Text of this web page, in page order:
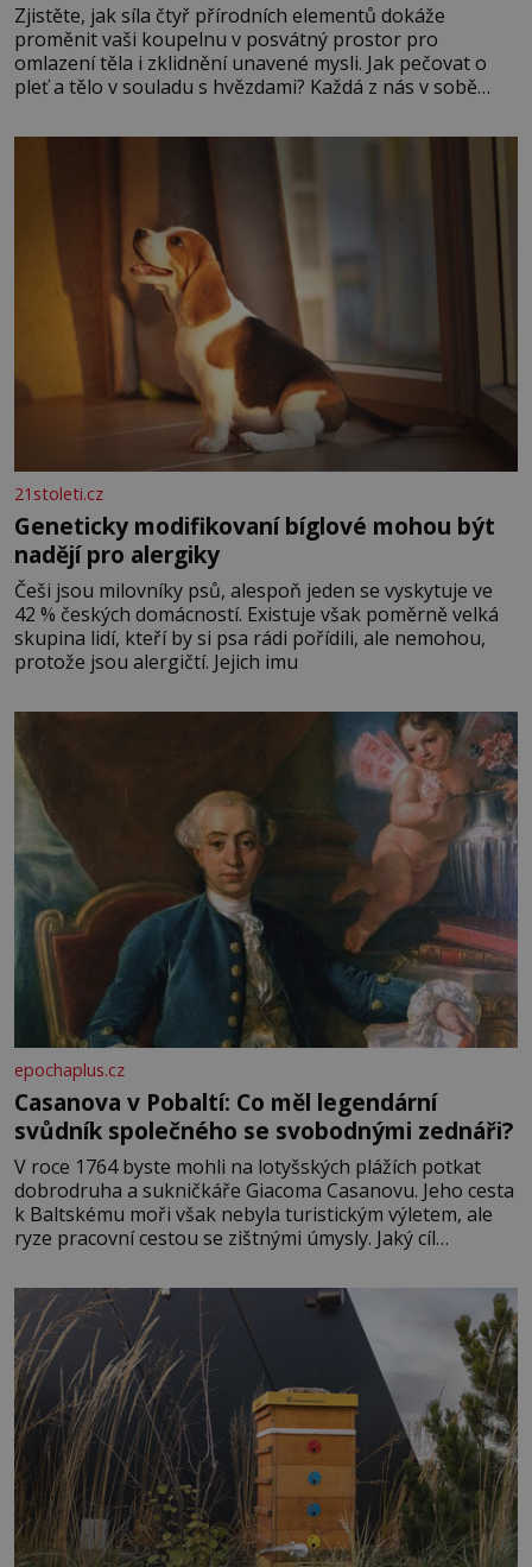
Zjistěte, jak síla čtyř přírodních elementů dokáže
proměnit vaši koupelnu v posvátný prostor pro
omlazení těla i zklidnění unavené mysli. Jak pečovat o
pleť a tělo v souladu s hvězdami? Každá z nás v sobě
povaze, ale i v potřebách naší pokožky. Ohnivá znamení
Ženy narozené ve znamení Berana, Lva a Střelce v sobě
nesou žár, odvahu a neutuchající elán. Vaše
21stoleti.cz
Geneticky modifikovaní bíglové mohou být
nadějí pro alergiky
Češi jsou milovníky psů, alespoň jeden se vyskytuje ve
42 % českých domácností. Existuje však poměrně velká
skupina lidí, kteří by si psa rádi pořídili, ale nemohou,
protože jsou alergičtí. Jejich imu
epochaplus.cz
Casanova v Pobaltí: Co měl legendární
svůdník společného se svobodnými zednáři?
V roce 1764 byste mohli na lotyšských plážích potkat
dobrodruha a sukničkáře Giacoma Casanovu. Jeho cesta
k Baltskému moři však nebyla turistickým výletem, ale
ryze pracovní cestou se zištnými úmysly. Jaký cíl
lotyšské Rigy? Casanova v Pobaltí kontaktoval tamní
zednářské lóže. Nebyl v této oblasti žádným nováčkem,
protože do zednářské